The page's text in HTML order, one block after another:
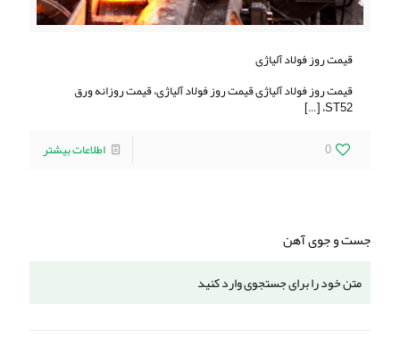
قیمت روز فولاد آلیاژی
قیمت روز فولاد آلیاژی قیمت روز فولاد آلیاژی، قیمت روزانه ورق‌
ST52، […]
0
اطلاعات بیشتر
جست و جوی آهن